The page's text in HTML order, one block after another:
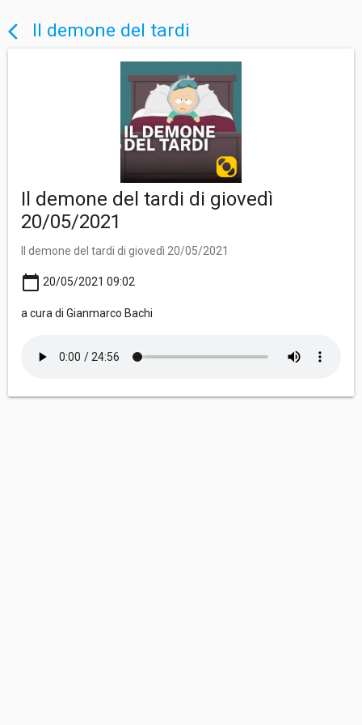
arrow_back_ios Il demone del tardi
Il demone del tardi di giovedì
20/05/2021
Il demone del tardi di giovedì 20/05/2021
calendar_today 20/05/2021 09:02
a cura di Gianmarco Bachi